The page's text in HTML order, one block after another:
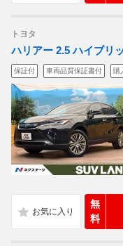
トヨタ
ハリアー 2.5 ハイブリ
保証付 車両品質保証書付 購
無
料